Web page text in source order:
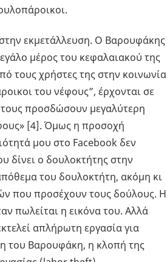
εκμετάλλευση. Ο Βαρουφάκης
μέρος του κεφαλαιακού της
τους χρήστες της στην κοινωνία
του νέφους”, έρχονται σε
προσδώσουν μεγαλύτερη
[4]. Όμως η προσοχή
μου στο Facebook δεν
δίνει ο δουλοκτήτης στην
του δουλοκτήτη, ακόμη κι
που προσέχουν τους δούλους. Η
πωλείται η εικόνα του. Αλλά
απλήρωτη εργασία για
του Βαρουφάκη, η κλοπή της